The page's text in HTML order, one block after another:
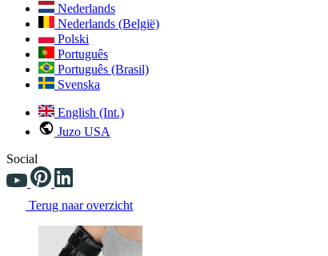
Nederlands
Nederlands (België)
Polski
Português
Português (Brasil)
Svenska
English (Int.)
Juzo USA
Social
Terug naar overzicht